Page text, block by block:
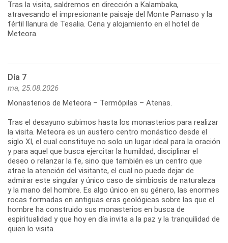
Tras la visita, saldremos en dirección a Kalambaka,
atravesando el impresionante paisaje del Monte Parnaso y la
fértil llanura de Tesalia. Cena y alojamiento en el hotel de
Meteora.
Día 7
ma, 25.08.2026
Monasterios de Meteora – Termópilas – Atenas.
Tras el desayuno subimos hasta los monasterios para realizar
la visita. Meteora es un austero centro monástico desde el
siglo XI, el cual constituye no solo un lugar ideal para la oración
y para aquel que busca ejercitar la humildad, disciplinar el
deseo o relanzar la fe, sino que también es un centro que
atrae la atención del visitante, el cual no puede dejar de
admirar este singular y único caso de simbiosis de naturaleza
y la mano del hombre. Es algo único en su género, las enormes
rocas formadas en antiguas eras geológicas sobre las que el
hombre ha construido sus monasterios en busca de
espiritualidad y que hoy en día invita a la paz y la tranquilidad de
quien lo visita.